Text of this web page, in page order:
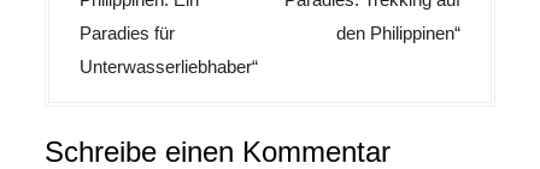
t
r
g
Paradies für
Unterwasserliebhaber“
den Philippinen“
Schreibe einen Kommentar